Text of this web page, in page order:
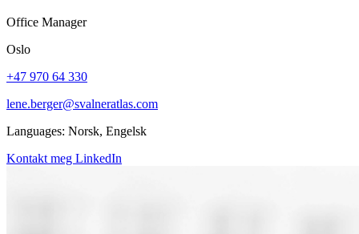
Office Manager
Oslo
+47 970 64 330
lene.berger@svalneratlas.com
Languages: Norsk, Engelsk
Kontakt meg LinkedIn